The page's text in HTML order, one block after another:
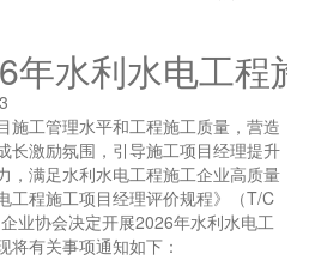
年水利水电工程
施工管理水平和工程施工质量，营造
长激励氛围，引导施工项目经理提升
，满足水利水电工程施工企业高质量
工程施工项目经理评价规程》（T/C
业协会决定开展2026年水利水电工
将有关事项通知如下：